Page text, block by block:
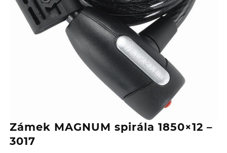
Zámek MAGNUM spirála 1850×12 –
3017